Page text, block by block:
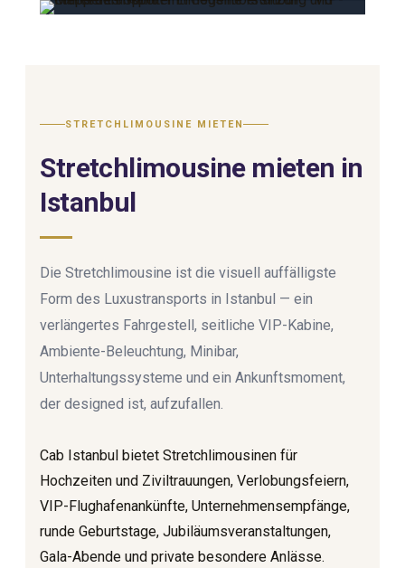
STRETCHLIMOUSINE MIETEN
Stretchlimousine mieten in
Istanbul
Die Stretchlimousine ist die visuell auffälligste
Form des Luxustransports in Istanbul — ein
verlängertes Fahrgestell, seitliche VIP-Kabine,
Ambiente-Beleuchtung, Minibar,
Unterhaltungssysteme und ein Ankunftsmoment,
der designed ist, aufzufallen.
Cab Istanbul bietet Stretchlimousinen für
Hochzeiten und Ziviltrauungen, Verlobungsfeiern,
VIP-Flughafenankünfte, Unternehmensempfänge,
runde Geburtstage, Jubiläumsveranstaltungen,
Gala-Abende und private besondere Anlässe.